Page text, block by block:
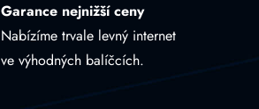
Garance nejnižší ceny
Nabízíme trvale levný internet
ve výhodných balíčcích.